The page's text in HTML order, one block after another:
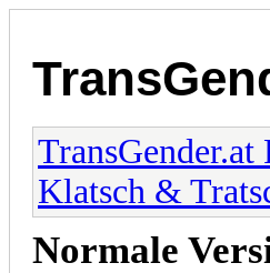
TransGender.at
Klatsch &
Normale